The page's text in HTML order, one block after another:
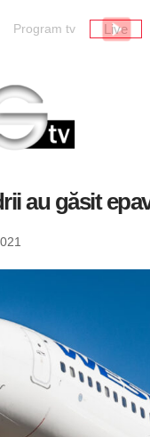
Program tv Live
au găsit